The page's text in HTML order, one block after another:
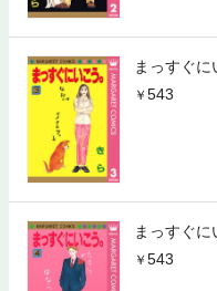
まっすぐに
543
まっすぐ
543